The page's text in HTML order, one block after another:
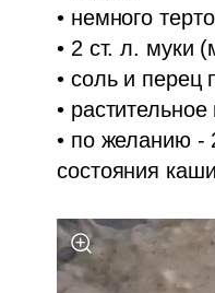
• немного
• 2 ст. л. муки
• соль и перец
•
• по желанию -
состояния